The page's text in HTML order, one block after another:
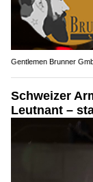
Gentlemen Brunner
Schweizer
Leutnant –